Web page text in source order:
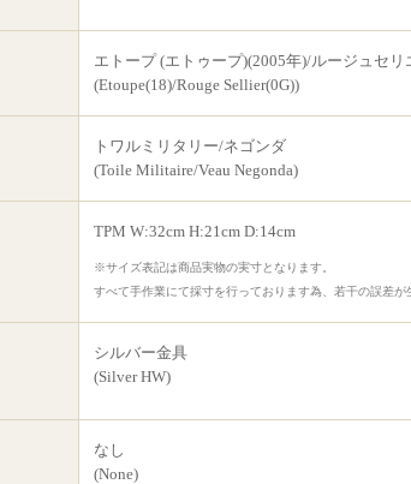
エトープ (エトゥープ)(2005年)/ルージュセリ
(Etoupe(18)/Rouge Sellier(0G))
トワルミリタリー/ネゴンダ
(Toile Militaire/Veau Negonda)
TPM W:32cm H:21cm D:14cm
※サイズ表記は商品実物の実寸となります。
すべて手作業にて採寸を行っております為、若干の誤差
シルバー金具
(Silver HW)
なし
(None)